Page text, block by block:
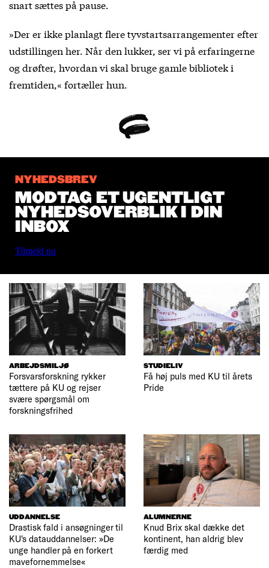
snart sættes på pause.
»Der er ikke planlagt flere tyvstartsarrangementer efter
udstillingen her. Når den lukker, ser vi på erfaringerne
og drøfter, hvordan vi skal bruge gamle bibliotek i
fremtiden,« fortæller hun.
NYHEDSBREV
MODTAG ET UGENTLIGT
NYHEDSOVERBLIK I DIN
INBOX
Tilmeld nu
ARBEJDSMILJØ
Forsvarsforskning rykker
tættere på KU og rejser
svære spørgsmål om
forskningsfrihed
STUDIELIV
Få høj puls med KU til årets
Pride
UDDANNELSE
Drastisk fald i ansøgninger til
KU's datauddannelser: »De
unge handler på en forkert
mavefornemmelse«
ALUMNERNE
Knud Brix skal dække det
kontinent, han aldrig blev
færdig med